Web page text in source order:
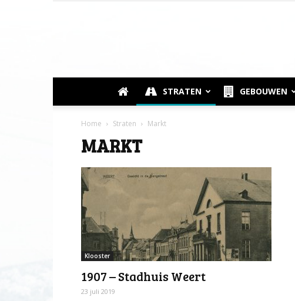
STRATEN GEBOUWEN
Home Straten Markt
MARKT
Klooster
1907 – Stadhuis Weert
23 juli 2019